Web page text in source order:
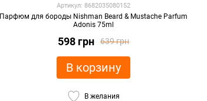
Артикул: 8682035080152
Парфюм для бороды Nishman Beard & Mustache Parfum
Adonis 75ml
639 грн
598 грн
В корзину
В желания